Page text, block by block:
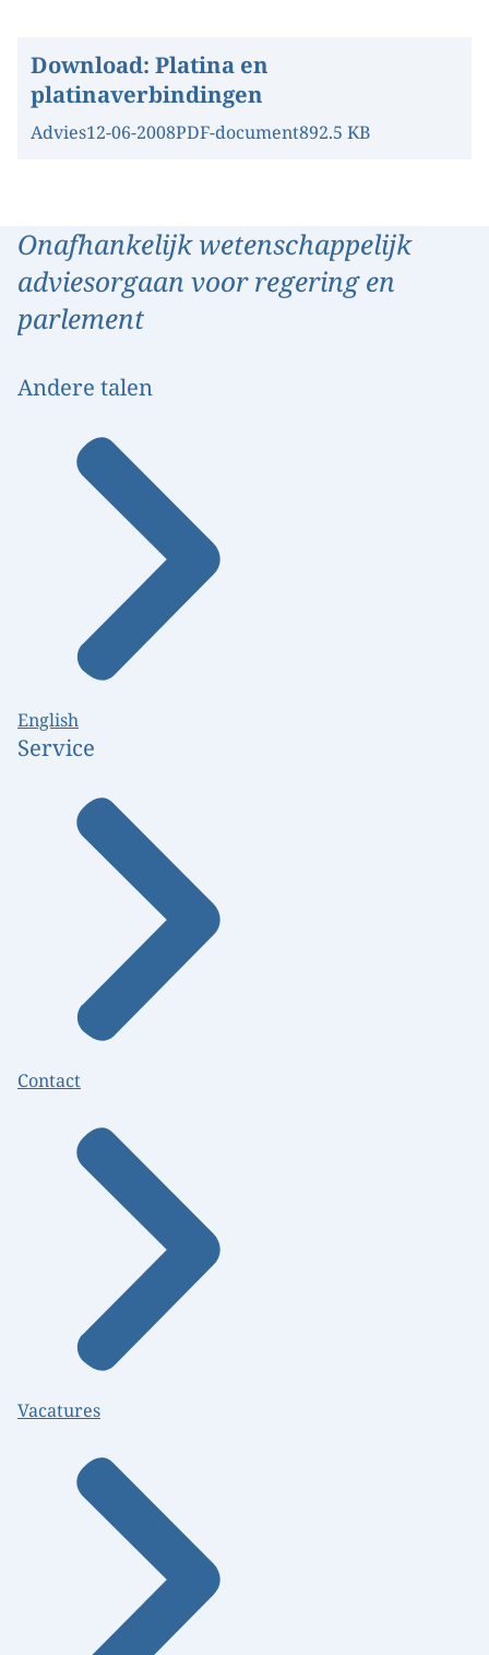
Download: Platina en
platinaverbindingen
Advies12-06-2008PDF-document892.5 KB
Onafhankelijk wetenschappelijk
adviesorgaan voor regering en
parlement
Andere talen
English
Service
Contact
Vacatures